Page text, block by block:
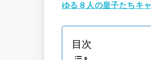
ゆる８人の皇子たちキ
目次